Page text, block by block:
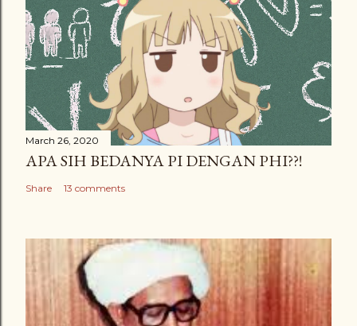
March 26, 2020
APA SIH BEDANYA PI DENGAN PHI??!
Share 13 comments